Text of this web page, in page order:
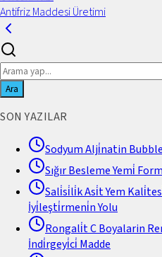
Antifriz Maddesi Üretimi
Ara
SON YAZILAR
Sodyum Alji̇natin
Sığır Besleme Yemi̇
Sali̇si̇li̇k Asi̇t Yem
İyi̇leşti̇rmeni̇n Yolu
Rongali̇t C Boyalarin
İndi̇rgeyi̇ci̇ Madde